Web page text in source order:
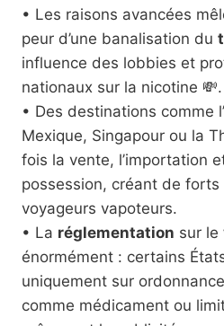
• Les raisons avancées
peur d’une banalisation du
influence des lobbies et
nationaux sur la nicotine 💸.
• Des destinations comme
Mexique, Singapour ou la
fois la vente, l’importation
possession, créant de forts
voyageurs vapoteurs.
• La réglementation sur le
énormément : certains
uniquement sur
comme médicament ou